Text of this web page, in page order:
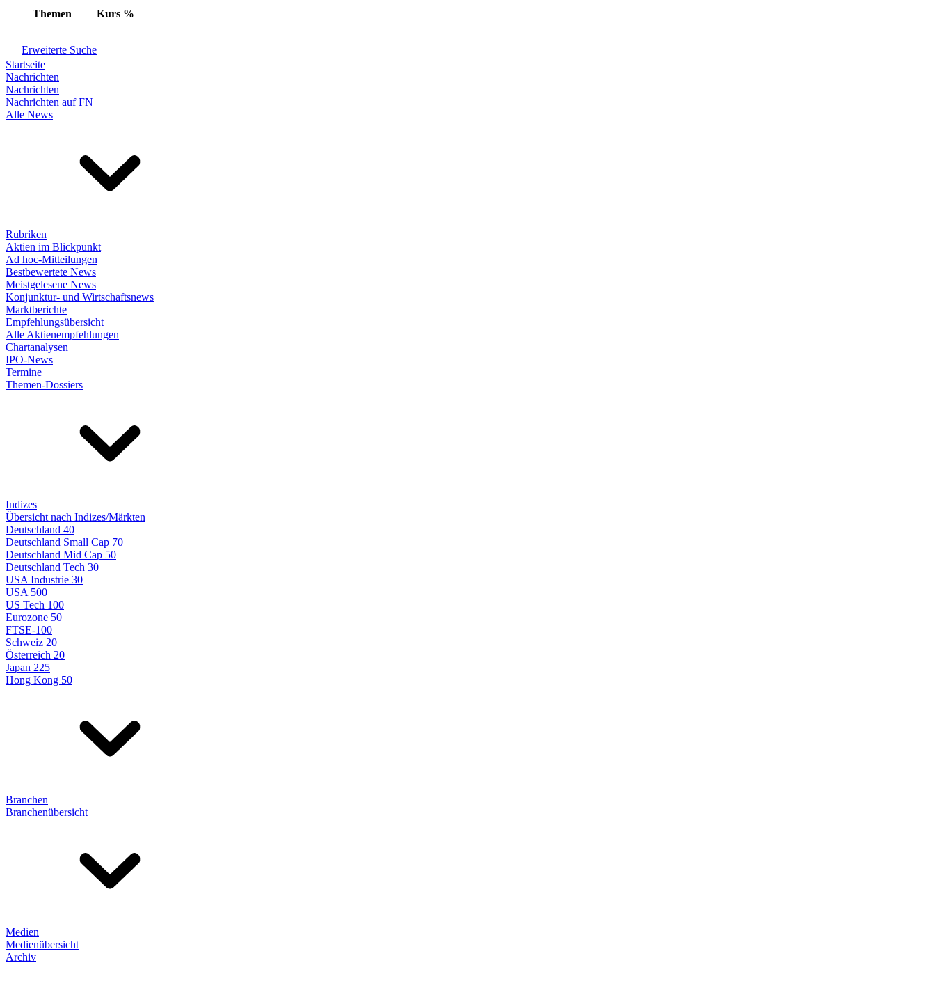
Themen Kurs %
Erweiterte Suche
Startseite
Nachrichten
Nachrichten
Nachrichten auf FN
Alle News
Rubriken
Aktien im Blickpunkt
Ad hoc-Mitteilungen
Bestbewertete News
Meistgelesene News
Konjunktur- und Wirtschaftsnews
Marktberichte
Empfehlungsübersicht
Alle Aktienempfehlungen
Chartanalysen
IPO-News
Termine
Themen-Dossiers
Indizes
Übersicht nach Indizes/Märkten
Deutschland 40
Deutschland Small Cap 70
Deutschland Mid Cap 50
Deutschland Tech 30
USA Industrie 30
USA 500
US Tech 100
Eurozone 50
FTSE-100
Schweiz 20
Österreich 20
Japan 225
Hong Kong 50
Branchen
Branchenübersicht
Medien
Medienübersicht
Archiv